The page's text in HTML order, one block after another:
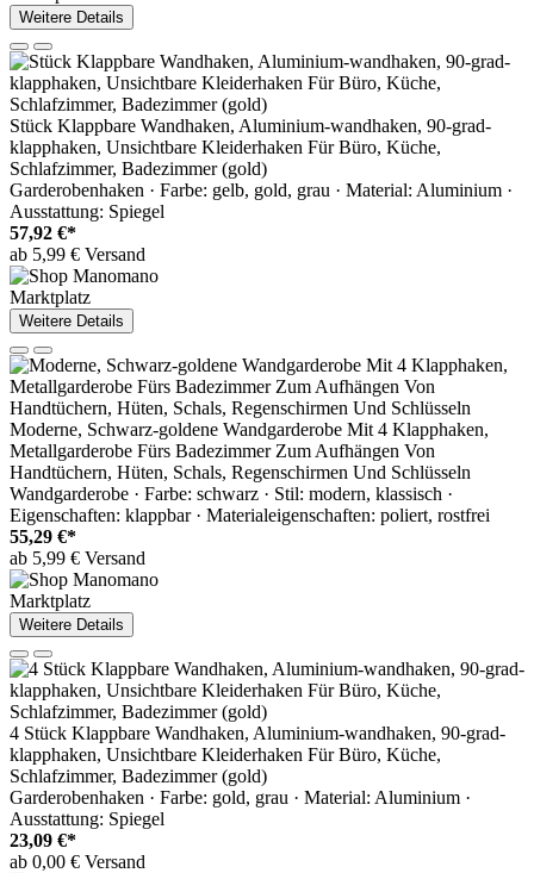
Weitere Details
Stück Klappbare Wandhaken, Aluminium-wandhaken, 90-grad-
klapphaken, Unsichtbare Kleiderhaken Für Büro, Küche,
Schlafzimmer, Badezimmer (gold)
Garderobenhaken · Farbe: gelb, gold, grau · Material: Aluminium ·
Ausstattung: Spiegel
57,92 €*
ab 5,99 € Versand
Marktplatz
Weitere Details
Moderne, Schwarz-goldene Wandgarderobe Mit 4 Klapphaken,
Metallgarderobe Fürs Badezimmer Zum Aufhängen Von
Handtüchern, Hüten, Schals, Regenschirmen Und Schlüsseln
Wandgarderobe · Farbe: schwarz · Stil: modern, klassisch ·
Eigenschaften: klappbar · Materialeigenschaften: poliert, rostfrei
55,29 €*
ab 5,99 € Versand
Marktplatz
Weitere Details
4 Stück Klappbare Wandhaken, Aluminium-wandhaken, 90-grad-
klapphaken, Unsichtbare Kleiderhaken Für Büro, Küche,
Schlafzimmer, Badezimmer (gold)
Garderobenhaken · Farbe: gold, grau · Material: Aluminium ·
Ausstattung: Spiegel
23,09 €*
ab 0,00 € Versand